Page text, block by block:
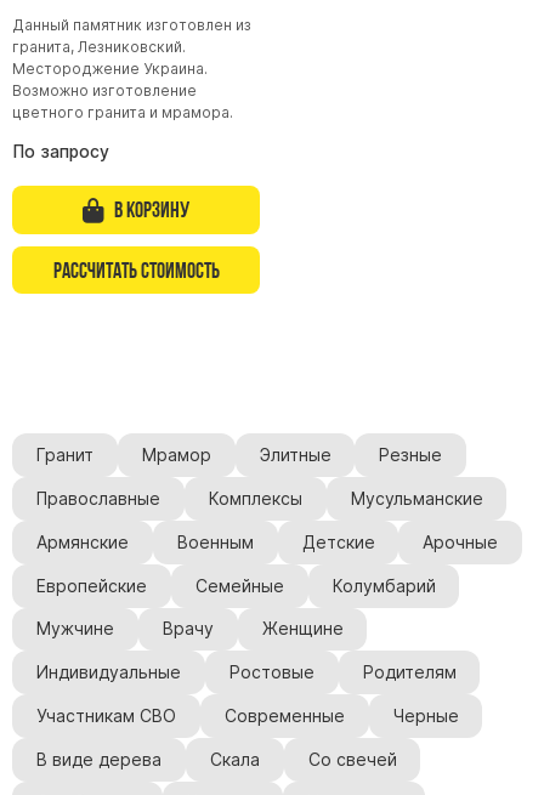
Данный памятник изготовлен из
гранита, Лезниковский.
Местороджение Украина.
Возможно изготовление
цветного гранита и мрамора.
По запросу
В корзину
Рассчитать стоимость
Гранит Мрамор Элитные Резные
Православные Комплексы Мусульманские
Армянские Военным Детские Арочные
Европейские Семейные Колумбарий
Мужчине Врачу Женщине
Индивидуальные Ростовые Родителям
Участникам СВО Современные Черные
В виде дерева Скала Со свечей